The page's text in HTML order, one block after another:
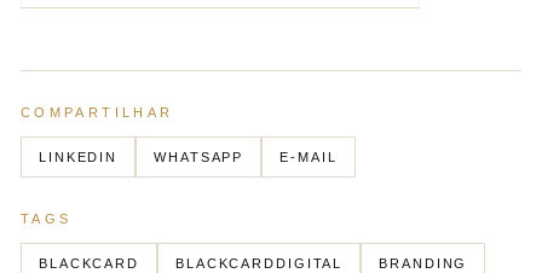
COMPARTILHAR
LINKEDIN WHATSAPP E-MAIL
TAGS
BLACKCARD BLACKCARDDIGITAL BRANDING